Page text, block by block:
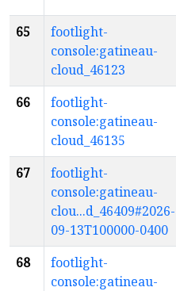
65
footlight-
console:gatineau-
cloud_46123
66
footlight-
console:gatineau-
cloud_46135
67
footlight-
console:gatineau-
clou...d_46409#2026-
09-13T100000-0400
68
footlight-
console:gatineau-